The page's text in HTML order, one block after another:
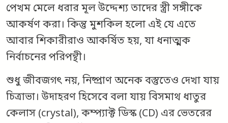
পেখম মেলে ধরার মূল উদ্দেশ্য তাদের স্ত্রী সঙ্গীকে
আকর্ষণ করা। কিন্তু মুশকিল হলো এই যে এতে
আবার শিকারীরাও আকর্ষিত হয়, যা ধনাত্মক
নির্বাচনের পরিপন্থী।
শুধু জীবজগৎ নয়, নিষ্প্রাণ অনেক বস্তুতেও দেখা যায়
চিত্রাভা। উদাহরণ হিসেবে বলা যায় বিসমাথ ধাতুর
কেলাস (crystal), কম্প্যাক্ট ডিস্ক (CD) এর ভেতরের